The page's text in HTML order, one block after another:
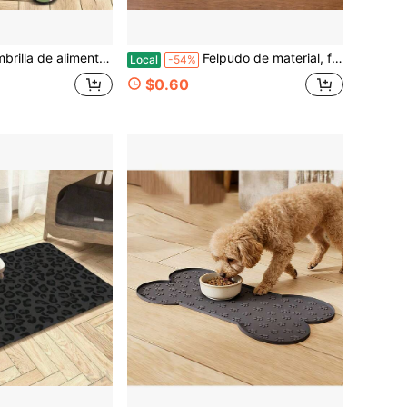
de goma antideslizante, impresa con rayas rosas y verdes, adecuada para debajo de cuencos de gatos y perros, cajas de arena, acolchado de área de juego, zonas de descanso y talla grande, rectangular multiusos Local -54% Felpudo de material, felpudo para puerta de patio exterior, alfombra con diseño Gangster Paradise, duradera y apta para lavadora, para interior/exterior, entrada, cocina, baño, dormitorio, sala de estar, balcón, felpudo de bienvenida, felpudo de baño, alfombrillas de baño
$0.60